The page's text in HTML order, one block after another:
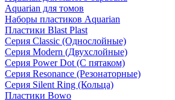
Aquarian для томов
Наборы пластиков Aquarian
Пластики Blast Plast
Серия Classic (Однослойные)
Серия Modern (Двухслойные)
Серия Power Dot (С пятаком)
Серия Resonance (Резонаторные)
Серия Silent Ring (Кольца)
Пластики Bowo